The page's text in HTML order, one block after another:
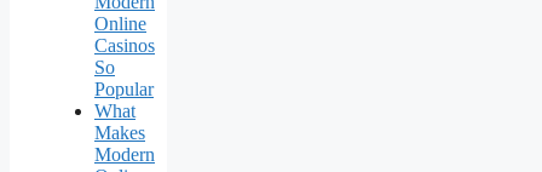
Online
Casinos
So
Popular
What
Makes
Modern